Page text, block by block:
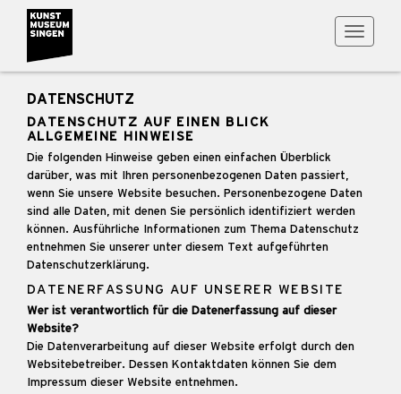
Toggle
DATENSCHUTZ
DATENSCHUTZ AUF EINEN BLICK
ALLGEMEINE HINWEISE
Die folgenden Hinweise geben einen einfachen Überblick
darüber, was mit Ihren personenbezogenen Daten passiert,
wenn Sie unsere Website besuchen. Personenbezogene Daten
sind alle Daten, mit denen Sie persönlich identifiziert werden
können. Ausführliche Informationen zum Thema Datenschutz
entnehmen Sie unserer unter diesem Text aufgeführten
Datenschutzerklärung.
DATENERFASSUNG AUF UNSERER WEBSITE
Wer ist verantwortlich für die Datenerfassung auf dieser
Website?
Die Datenverarbeitung auf dieser Website erfolgt durch den
Websitebetreiber. Dessen Kontaktdaten können Sie dem
Impressum dieser Website entnehmen.